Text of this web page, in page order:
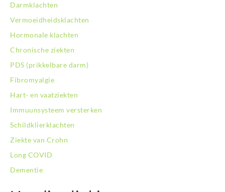
Darmklachten
Vermoeidheidsklachten
Hormonale klachten
Chronische ziekten
PDS (prikkelbare darm)
Fibromyalgie
Hart- en vaatziekten
Immuunsysteem versterken
Schildklierklachten
Ziekte van Crohn
Long COVID
Dementie